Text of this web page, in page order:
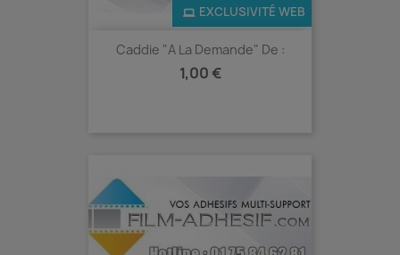
Caddie "a La Demande" De :
Prix
1,00 €
EXCLUSIVITÉ WEB